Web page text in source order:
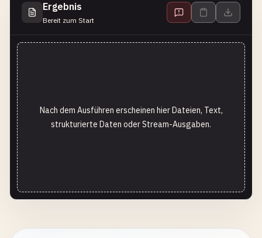
Ergebnis
Bereit zum Start
Nach dem Ausführen erscheinen hier Dateien, Text,
strukturierte Daten oder Stream-Ausgaben.